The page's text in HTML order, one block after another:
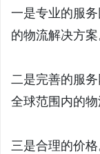
一是专业的服
的物流解决方案
二是完善的服
全球范围内的物
三是合理的价